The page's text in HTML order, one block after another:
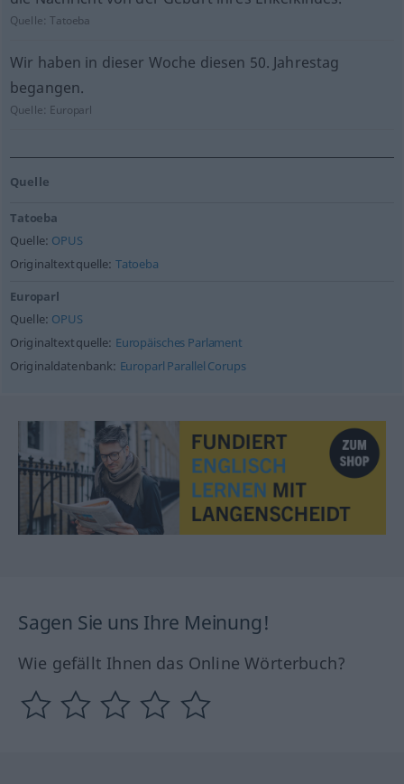
Quelle:Tatoeba
Wir haben in dieser Woche diesen 50. Jahrestag
begangen.
Quelle: Europarl
Quelle
Tatoeba
Quelle: OPUS
Originaltextquelle: Tatoeba
Europarl
Quelle: OPUS
Originaltextquelle: Europäisches Parlament
Originaldatenbank: Europarl Parallel Corups
Sagen Sie uns Ihre Meinung!
Wie gefällt Ihnen das Online Wörterbuch?